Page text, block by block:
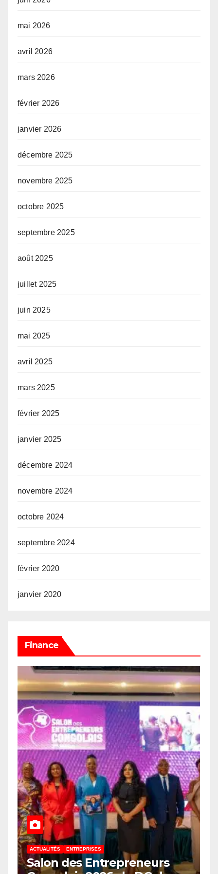
mai 2026
avril 2026
mars 2026
février 2026
janvier 2026
décembre 2025
novembre 2025
octobre 2025
septembre 2025
août 2025
juillet 2025
juin 2025
mai 2025
avril 2025
mars 2025
février 2025
janvier 2025
décembre 2024
novembre 2024
octobre 2024
septembre 2024
février 2020
janvier 2020
Finance
ACTUALITÉS ENTREPRISES
Salon des Entrepreneurs